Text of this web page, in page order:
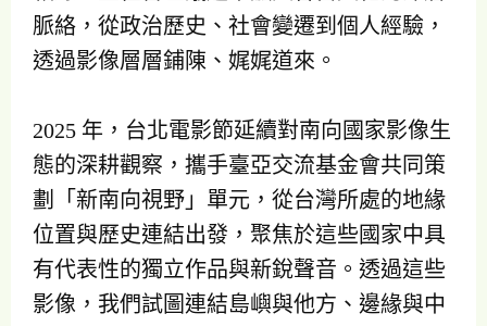
脈絡，從政治歷史、社會變遷到個人經驗，
透過影像層層鋪陳、娓娓道來。
2025 年，台北電影節延續對南向國家影像生
態的深耕觀察，攜手臺亞交流基金會共同策
劃「新南向視野」單元，從台灣所處的地緣
位置與歷史連結出發，聚焦於這些國家中具
有代表性的獨立作品與新銳聲音。透過這些
影像，我們試圖連結島嶼與他方、邊緣與中